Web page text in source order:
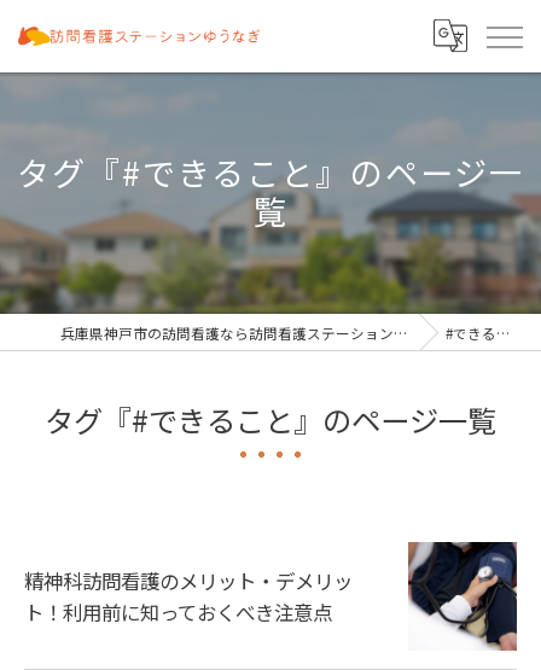
タグ『#できること』のページ一
覧
兵庫県神戸市の訪問看護なら訪問看護ステーションゆうなぎ #できること
タグ『#できること』のページ一覧
精神科訪問看護のメリット・デメリッ
ト！利用前に知っておくべき注意点